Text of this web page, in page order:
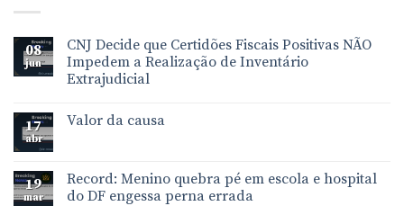
08
jun
CNJ Decide que Certidões Fiscais Positivas NÃO
Impedem a Realização de Inventário
Extrajudicial
17
abr
Valor da causa
19
mar
Record: Menino quebra pé em escola e hospital
do DF engessa perna errada